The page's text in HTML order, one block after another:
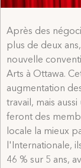
Après des
plus de deux
nouvelle
Arts à Ottawa.
augmentation
travail, mais
feront des
locale la mieux
l'Internationale,
46 % sur 5 ans,